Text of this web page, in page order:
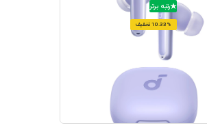
رتبه برتر
10.33% تخفیف